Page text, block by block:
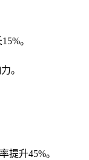
。
。
提升45%。